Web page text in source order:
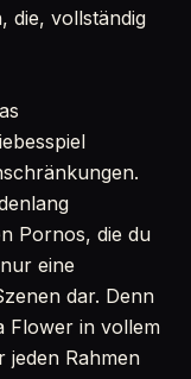
die, vollständig
Pornos, die du
eine
dar. Denn
Flower in vollem
jeden Rahmen